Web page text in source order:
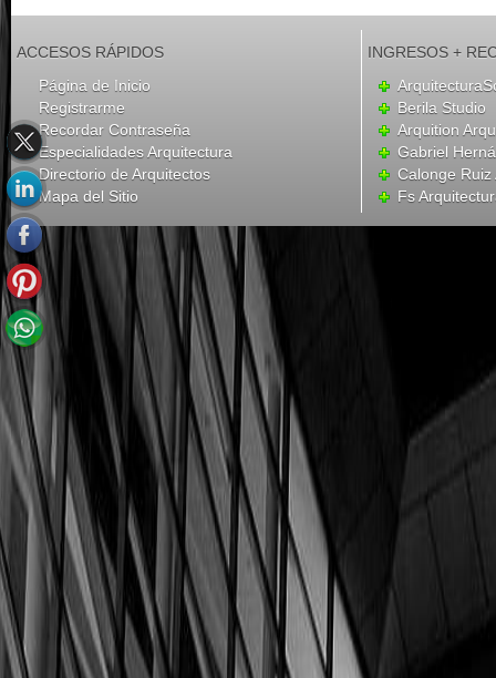
ACCESOS RÁPIDOS
Página de Inicio
Registrarme
Recordar Contraseña
Especialidades Arquitectura
Directorio de Arquitectos
Mapa del Sitio
INGRESOS +
Berila Studio
Arquition
Gabriel
Calonge Ruiz
Fs